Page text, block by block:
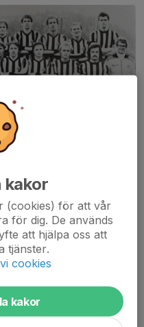
kakor
(cookies) för att vår
för dig. De används
att hjälpa oss att
tjänster.
cookies
kakor